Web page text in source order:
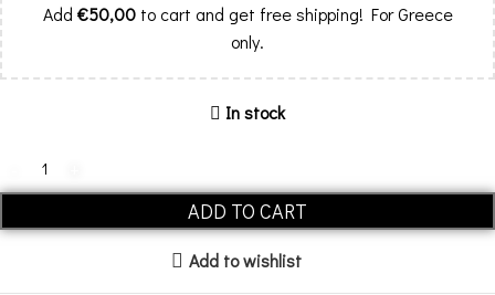
Add €50,00to cart and get free shipping! For Greece
only.
In stock
ADD TO CART
Add to wishlist